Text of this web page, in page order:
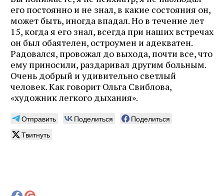
его постоянно и не знал, в какие состояния он,
может быть, иногда впадал. Но в течение лет
15, когда я его знал, всегда при наших встречах
он был обаятелен, остроумен и адекватен.
Радовался, провожал до выхода, почти все, что
ему приносили, раздаривал другим больным.
Очень добрый и удивительно светлый
человек. Как говорит Ольга Свиблова,
«художник легкого дыхания».
Отправить Поделиться
Поделиться
Твитнуть